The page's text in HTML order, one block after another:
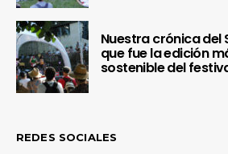
Nuestra crónica del
que fue la edición
sostenible del
REDES SOCIALES